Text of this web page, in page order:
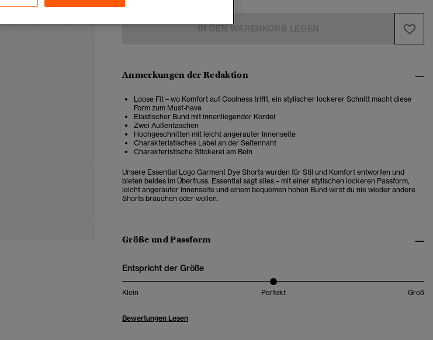
IN DEN WARENKORB LEGEN
Anmerkungen der Redaktion
Loose Fit – wo Komfort auf Coolness trifft, ein stylischer lockerer Schnitt macht diese
Form zum Must-have
Elastischer Bund mit innenliegender Kordel
Zwei Außentaschen
Hochgeschnitten mit leicht angerauter Innenseite
Charakteristisches Label an der Seitennaht
Charakteristische Stickerei am Bein
Unsere Essential Logo Garment Dye Shorts wurden für Stil und Komfort entworfen und
bieten beides im Überfluss. Essential sagt alles – mit einer stylischen lockeren Passform,
leicht angerauter Innenseite und einem bequemen hohen Bund wirst du nie wieder andere
Shorts brauchen oder wollen.
Größe und Passform
Entspricht der Größe
Klein Perfekt Groß
Bewertungen Lesen